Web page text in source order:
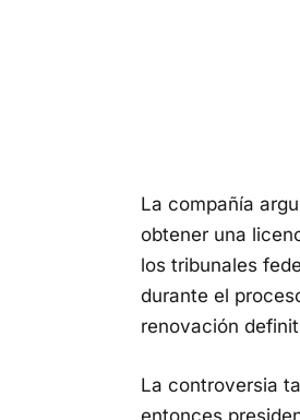
La compañía
obtener una
los tribunales
durante el
renovación
La controversia
entonces